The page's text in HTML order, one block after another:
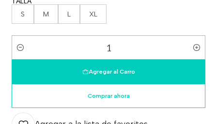
S M L XL
Cantidad
Agregar al Carro
Comprar ahora